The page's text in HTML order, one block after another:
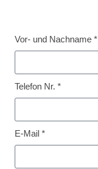
Vor- und Nachname *
Telefon Nr. *
E-Mail *